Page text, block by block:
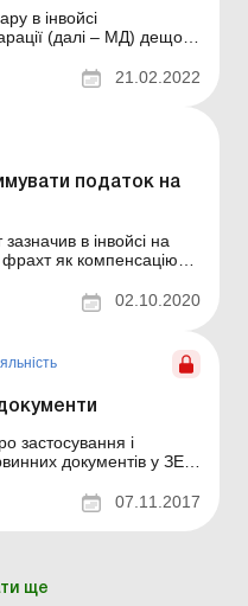
в інвойсі
(далі – МД) дещо
як його
і податковій
21.02.2022
податок на
в інвойсі на
фрахт як компенсацію
над питанням
Адже в
02.10.2020
застосування і
документів у ЗЕД,
комерційних,07.11.2017
ще